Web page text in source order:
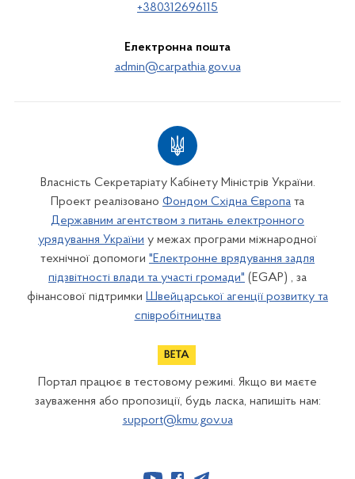
+380312696115
Електронна пошта
admin@carpathia.gov.ua
Власність Секретаріату Кабінету Міністрів України.
Проект реалізовано Фондом Східна Європа та
Державним агентством з питань електронного
урядування України у межах програми міжнародної
технічної допомоги "Електронне врядування задля
підзвітності влади та участі громади" (EGAP) , за
фінансової підтримки Швейцарської агенції розвитку та
співробітництва
Портал працює в тестовому режимі. Якщо ви маєте
зауваження або пропозиції, будь ласка, напишіть нам:
support@kmu.gov.ua